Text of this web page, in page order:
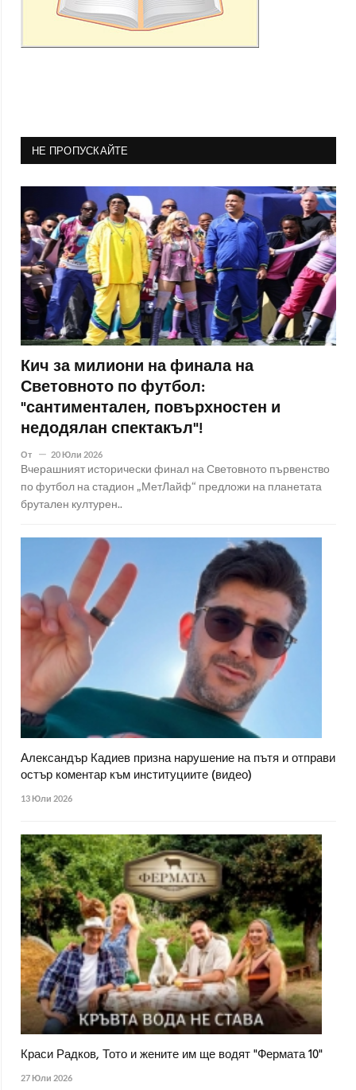
НЕ ПРОПУСКАЙТЕ
Кич за милиони на финала на
Световното по футбол:
"сантиментален, повърхностен и
недодялан спектакъл"!
От 20 Юли 2026
Вчерашният исторически финал на Световното първенство
по футбол на стадион „МетЛайф“ предложи на планетата
брутален културен..
Александър Кадиев призна нарушение на пътя и отправи
остър коментар към институциите (видео)
13 Юли 2026
Краси Радков, Тото и жените им ще водят "Фермата 10"
27 Юли 2026